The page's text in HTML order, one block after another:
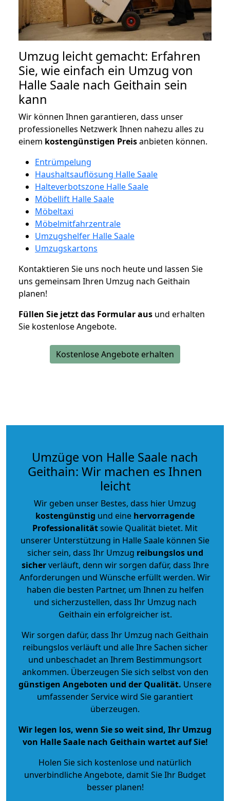
Umzug leicht gemacht: Erfahren
Sie, wie einfach ein Umzug von
Halle Saale nach Geithain sein
kann
Wir können Ihnen garantieren, dass unser
professionelles Netzwerk Ihnen nahezu alles zu
einem kostengünstigen Preisanbieten können.
Entrümpelung
Haushaltsauflösung Halle Saale
Halteverbotszone Halle Saale
Möbellift Halle Saale
Möbeltaxi
Möbelmitfahrzentrale
Umzugshelfer Halle Saale
Umzugskartons
Kontaktieren Sie uns noch heute und lassen Sie
uns gemeinsam Ihren Umzug nach Geithain
planen!
Füllen Sie jetzt das Formular aus und erhalten
Sie kostenlose Angebote.
Kostenlose Angebote erhalten
Umzüge von Halle Saale nach
Geithain: Wir machen es Ihnen
leicht
Wir geben unser Bestes, dass hier Umzug
kostengünstig und eine hervorragende
Professionalitätsowie Qualität bietet. Mit
unserer Unterstützung in Halle Saale können Sie
sicher sein, dass Ihr Umzug reibungslos und
sicherverläuft, denn wir sorgen dafür, dass Ihre
Anforderungen und Wünsche erfüllt werden. Wir
haben die besten Partner, um Ihnen zu helfen
und sicherzustellen, dass Ihr Umzug nach
Geithain ein erfolgreicher ist.
Wir sorgen dafür, dass Ihr Umzug nach Geithain
reibungslos verläuft und alle Ihre Sachen sicher
und unbeschadet an Ihrem Bestimmungsort
ankommen. Überzeugen Sie sich selbst von den
günstigen Angeboten und der Qualität. Unsere
umfassender Service wird Sie garantiert
überzeugen.
Wir legen los, wenn Sie so weit sind, Ihr Umzug
von Halle Saale nach Geithain wartet auf Sie!
Holen Sie sich kostenlose und natürlich
unverbindliche Angebote, damit Sie Ihr Budget
besser planen!